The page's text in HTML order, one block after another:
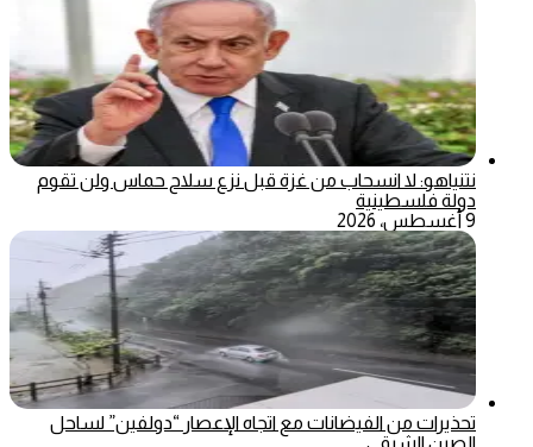
نتنياهو: لا انسحاب من غزة قبل نزع سلاح حماس ولن تقوم
دولة فلسطينية
9 أغسطس، 2026
تحذيرات من الفيضانات مع اتجاه الإعصار “دولفين” لساحل